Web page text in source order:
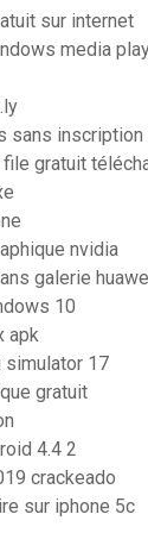
sur internet
media
sans inscription
gratuit
nvidia
galerie
10
apk
simulator 17
gratuit
4.4 2
crackeado
sur iphone 5c